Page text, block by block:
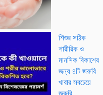
শিশুর সঠিক
শারীরিক ও
মানসিক বিকাশের
জন্য ৪টি জরুরি
খাবার সবচেয়ে
জরুরি